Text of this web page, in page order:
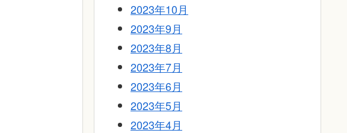
2023年10月
2023年9月
2023年8月
2023年7月
2023年6月
2023年5月
2023年4月